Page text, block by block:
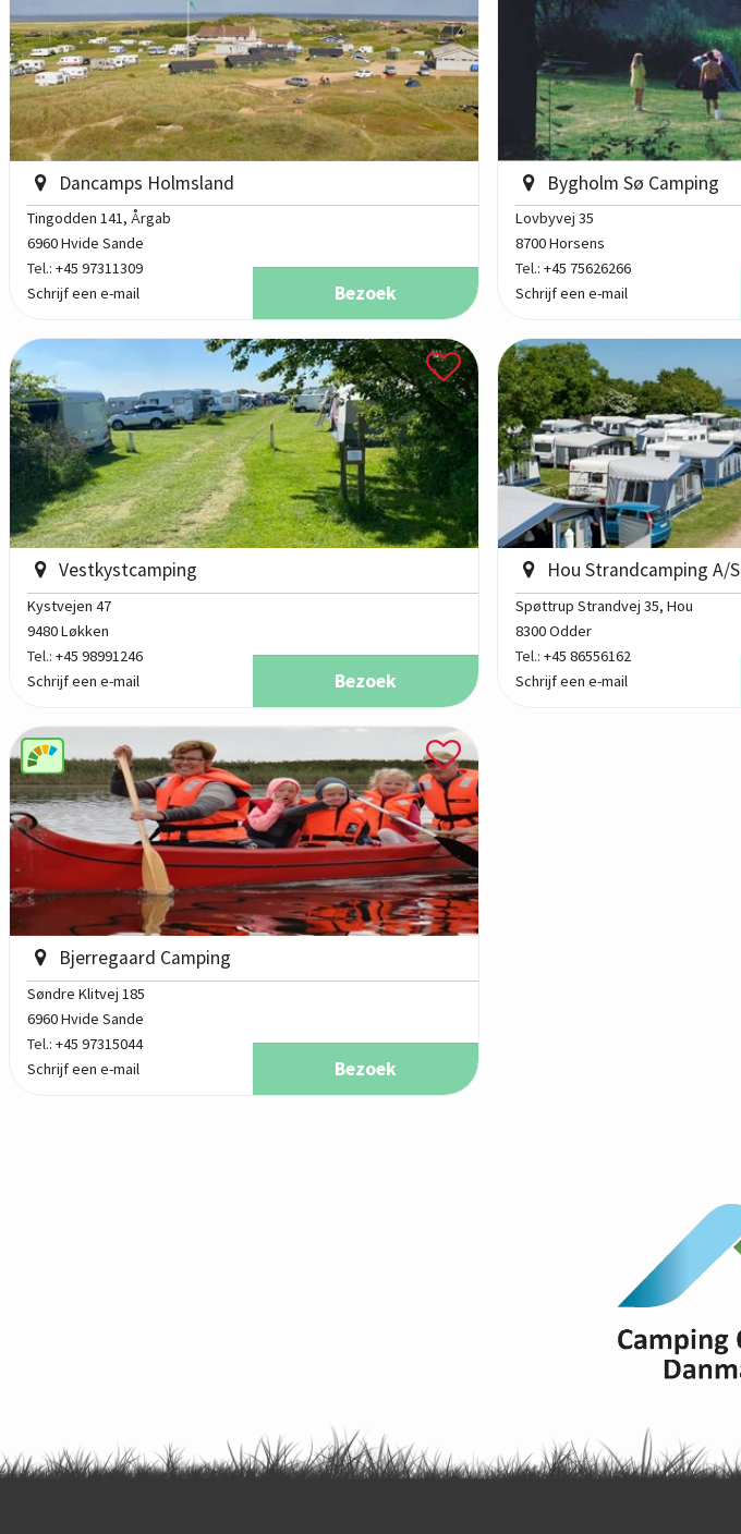
Dancamps Holmsland
Tingodden 141, Årgab
6960 Hvide Sande
Tel.: +45 97311309
Schrijf een e-mail
Bezoek
Bygholm Sø Camping
Lovbyvej 35
8700 Horsens
Tel.: +45 75626266
Schrijf een e-mail
Vestkystcamping
Kystvejen 47
9480 Løkken
Tel.: +45 98991246
Schrijf een e-mail
Bezoek
Hou Strandcamping A/S
Spøttrup Strandvej 35, Hou
8300 Odder
Tel.: +45 86556162
Schrijf een e-mail
Bjerregaard Camping
Søndre Klitvej 185
6960 Hvide Sande
Tel.: +45 97315044
Schrijf een e-mail
Bezoek